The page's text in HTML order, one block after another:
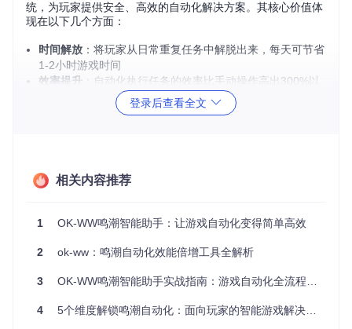
统，为玩家提供安全、高效的自动化解决方案。其核心价值体
现在以下几个方面：
时间解放 ：将玩家从日常重复任务中解脱出来，每天可节省
1-2小时游戏时间
效率提升
：自动化执行任务的效率比手动操作高出300%以
：基于场景识别的动态策略调整，适应不同游戏环
适用人群画像
时间紧张的上班族：每天仅有有限游戏时间，需要高效完成
多账号管理玩家：同时维护多个游戏账号，需要批量处理重
策略型玩家：希望专注于战斗策略和角色培养，减少机械操
作
登录后查看全文
相关内容推荐
1 OK-WW鸣潮智能助手：让游戏自动化变得简单高效
2 ok-ww：鸣潮自动化效能倍增工具全解析
3 OK-WW鸣潮智能助手实战指南：游戏自动化全流程解析
4 5个维度解锁鸣潮自动化：面向玩家的智能游戏解决方案